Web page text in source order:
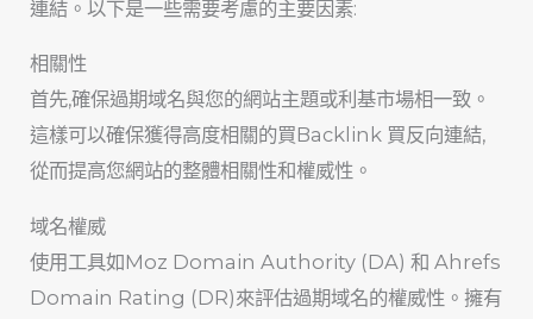
連結。以下是一些需要考慮的主要因素:
相關性
首先,確保過期域名與您的網站主題或利基市場相一致。
這樣可以確保獲得高度相關的買Backlink 買反向連結,
從而提高您網站的整體相關性和權威性。
域名權威
使用工具如Moz Domain Authority (DA) 和 Ahrefs
Domain Rating (DR)來評估過期域名的權威性。擁有